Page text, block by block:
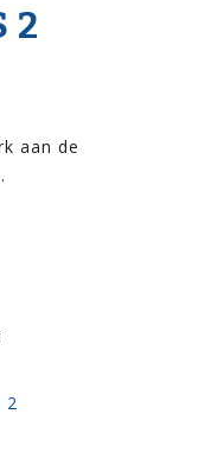
2
aan de
2